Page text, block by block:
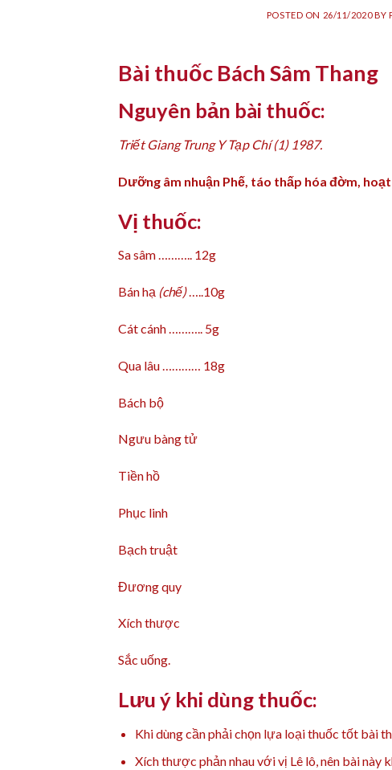
POSTED ON 26/11/2020BY
Bài thuốc Bách Sâm Thang
Nguyên bản bài thuốc:
Triết Giang Trung Y Tạp Chí (1) 1987.
Dưỡng âm nhuận Phế, táo thấp hóa đờm,
Vị thuốc:
Sa sâm ……….. 12g
Bán hạ (chế)…..10g
Cát cánh ……….. 5g
Qua lâu ………… 18g
Bách bộ
Ngưu bàng tử
Tiền hồ
Phục linh
Bạch truật
Đương quy
Xích thược
Sắc uống.
Lưu ý khi dùng thuốc:
Khi dùng cần phải chọn lựa loại thuốc tốt bài
Xích thược phản nhau với vị Lê lô, nên bài này